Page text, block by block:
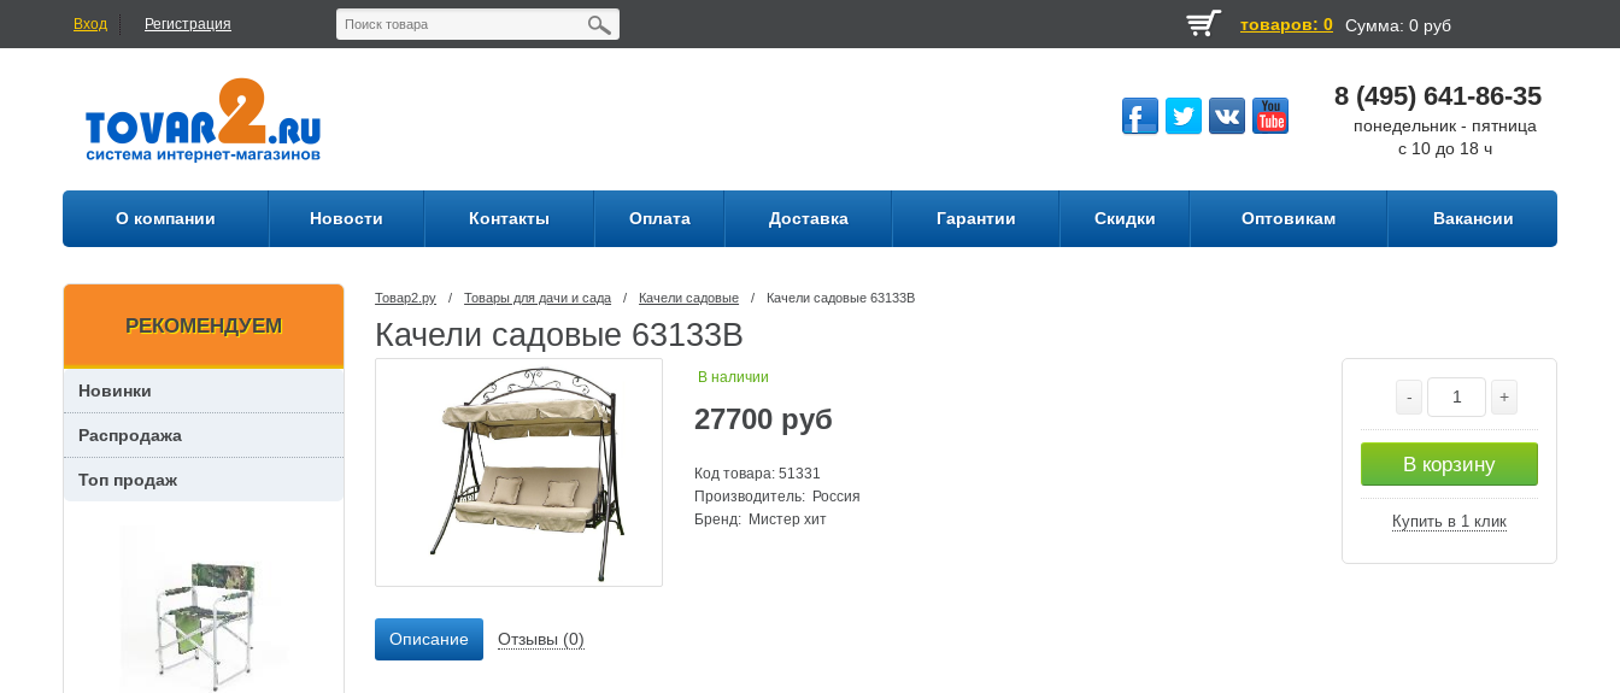
Вход Регистрация товаров: 0 Сумма: 0 руб
8 (495) 641-86-35
понедельник - пятница
с 10 до 18 ч
О компании Новости Контакты Оплата Доставка Гарантии Скидки Оптовикам Вакансии
Товар2.ру / Товары для дачи и сада / Качели садовые / Качели садовые 63133В
Качели садовые 63133В
В наличии
27700 руб
Код товара: 51331
Производитель: Россия
Бренд: Мистер хит
- +
В корзину
Купить в 1 клик
Описание Отзывы (0)
РЕКОМЕНДУЕМ
Новинки
Распродажа
Топ продаж